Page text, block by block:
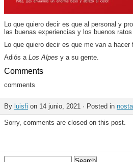
Lo que quiero decir es que al personal y
las buenas experiencias y los buenos
Lo que quiero decir es que me van a hacer
Adiós a Los Alpes y a su gente.
Comments
comments
By luisfi on 14 junio, 2021 · Posted in
Sorry, comments are closed on this post.